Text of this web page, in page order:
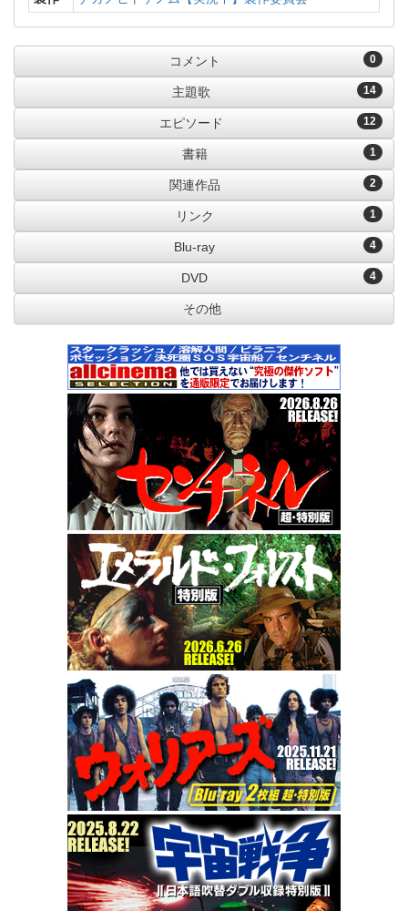
0
コメント
14
主題歌
12
エピソード
1
書籍
2
関連作品
1
リンク
4
Blu-ray
4
DVD
その他